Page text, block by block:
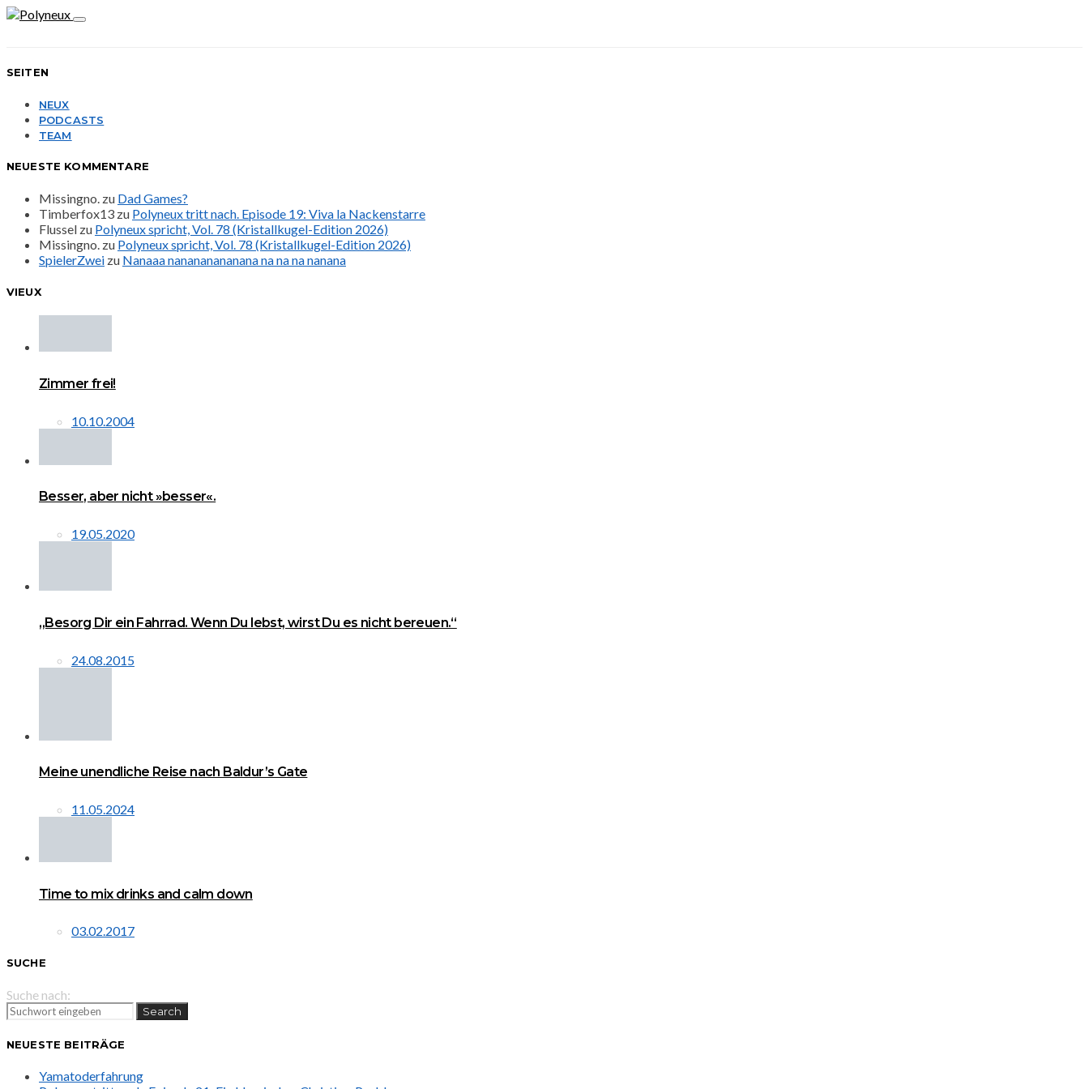
SEITEN
NEUX
PODCASTS
TEAM
NEUESTE KOMMENTARE
Missingno. zu Dad Games?
Timberfox13 zu Polyneux tritt nach. Episode 19: Viva la Nackenstarre
Flussel zu Polyneux spricht, Vol. 78 (Kristallkugel-Edition 2026)
Missingno. zu Polyneux spricht, Vol. 78 (Kristallkugel-Edition 2026)
SpielerZwei zu Nanaaa nanananananana na na na nanana
VIEUX
Zimmer frei!
10.10.2004
Besser, aber nicht »besser«.
19.05.2020
„Besorg Dir ein Fahrrad. Wenn Du lebst, wirst Du es nicht bereuen.“
24.08.2015
Meine unendliche Reise nach Baldur’s Gate
11.05.2024
Time to mix drinks and calm down
03.02.2017
SUCHE
Suche nach:
Search
NEUESTE BEITRÄGE
Yamatoderfahrung